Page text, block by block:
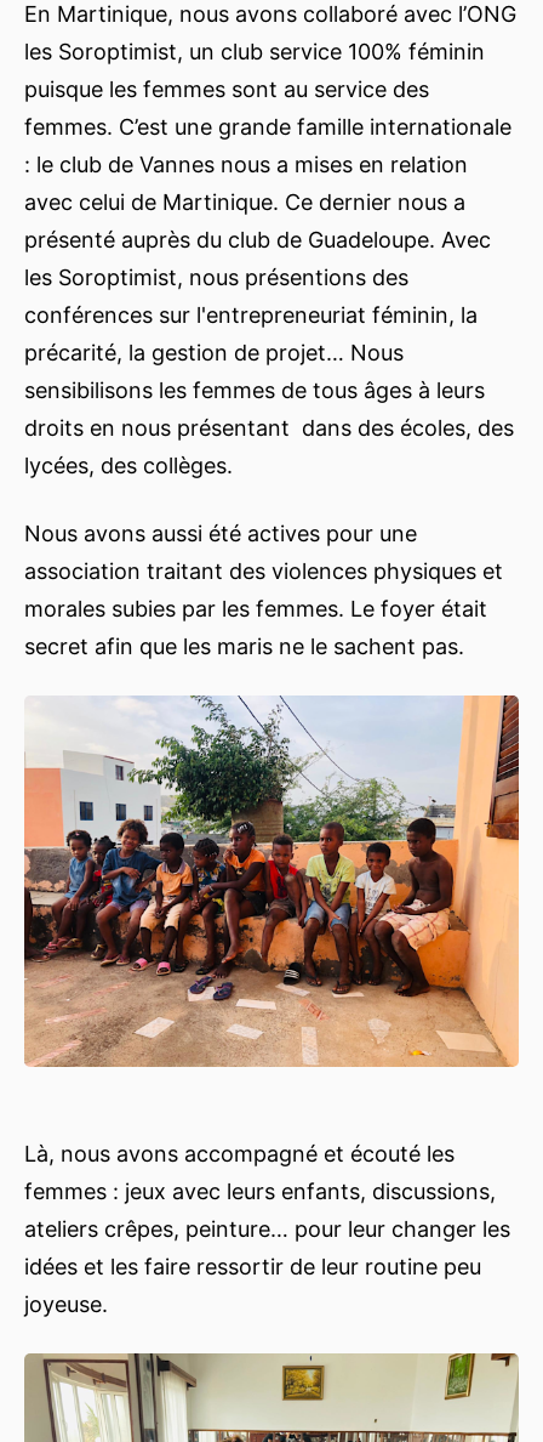
En Martinique, nous avons collaboré avec l’ONG
les Soroptimist, un club service 100% féminin
puisque les femmes sont au service des
femmes. C’est une grande famille internationale
: le club de Vannes nous a mises en relation
avec celui de Martinique. Ce dernier nous a
présenté auprès du club de Guadeloupe. Avec
les Soroptimist, nous présentions des
conférences sur l'entrepreneuriat féminin, la
précarité, la gestion de projet… Nous
sensibilisons les femmes de tous âges à leurs
droits en nous présentant dans des écoles, des
lycées, des collèges.
Nous avons aussi été actives pour une
association traitant des violences physiques et
morales subies par les femmes. Le foyer était
secret afin que les maris ne le sachent pas.
Là, nous avons accompagné et écouté les
femmes : jeux avec leurs enfants, discussions,
ateliers crêpes, peinture… pour leur changer les
idées et les faire ressortir de leur routine peu
joyeuse.